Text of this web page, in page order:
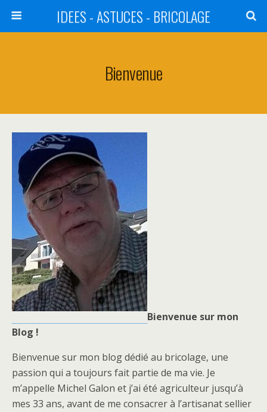
IDEES - ASTUCES - BRICOLAGE
Bienvenue
Bienvenue sur mon
Blog !
Bienvenue sur mon blog dédié au bricolage, une
passion qui a toujours fait partie de ma vie. Je
m’appelle Michel Galon et j’ai été agriculteur jusqu’à
mes 33 ans, avant de me consacrer à l’artisanat sellier